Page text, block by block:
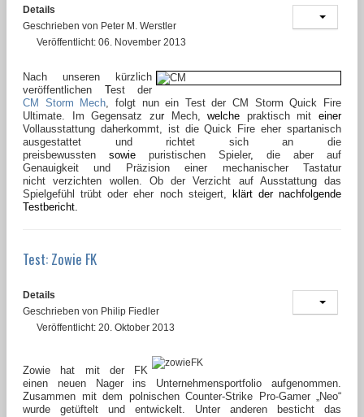
Details
Geschrieben von Peter M. Werstler
Veröffentlicht: 06. November 2013
Nach unseren kürzlich
veröffentlichen Test der
CM Storm Mech , folgt nun ein Test der CM Storm Quick Fire
Ultimate. Im Gegensatz zurMech,welche praktisch mit einer
Vollausstattung daherkommt, ist die Quick Fire eher spartanisch
ausgestattet und richtet sich an die
preisbewussten sowie puristischen Spieler,
die aber auf
Genauigkeit und Präzision einer mechanischer Tastatur
nicht verzichten wollen. Ob der Verzicht auf Ausstattung das
Spielgefühl trübt oder eher noch steigert,
klärt der nachfolgende
Testbericht.
Test: Zowie FK
Details
Geschrieben von Philip Fiedler
Veröffentlicht: 20. Oktober 2013
Zowie hat mit der FK
einen neuen Nager ins Unternehmensportfolio aufgenommen.
Zusammen mit dem polnischen Counter-Strike Pro-Gamer „Neo“
wurde getüftelt und entwickelt. Unter anderen besticht das